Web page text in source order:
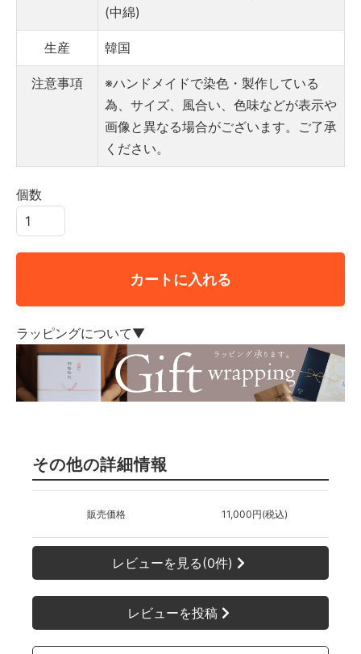
(中綿)
生産 韓国
注意事項
※ハンドメイドで染色・製作している
為、サイズ、風合い、色味などが表示や
画像と異なる場合がございます。ご了承
ください。
個数
カートに入れる
ラッピングについて▼
その他の詳細情報
販売価格 11,000円(税込)
レビューを見る(0件)
レビューを投稿